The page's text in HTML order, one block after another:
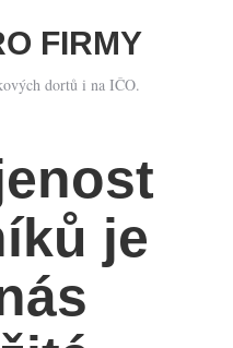
FIRMY
dortů i na IČO.
je